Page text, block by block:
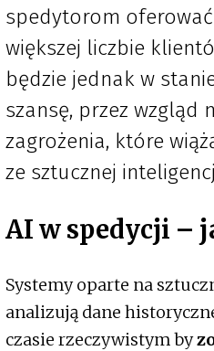
spedytorom
większej liczbie
będzie jednak w
szansę, przez wzgląd
zagrożenia, które
ze sztucznej
AI w spedycji –
Systemy oparte na
analizują dane
czasie rzeczywistym by